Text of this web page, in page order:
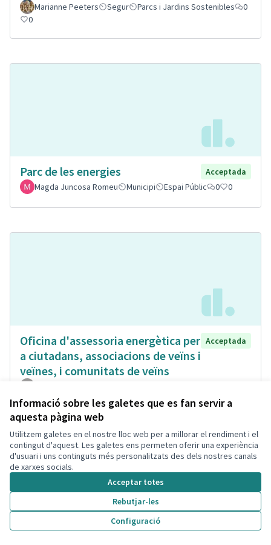
Informació sobre les galetes que es fan servir a
aquesta pàgina web
Utilitzem galetes en el nostre lloc web per a millorar el rendiment i el
contingut d'aquest. Les galetes ens permeten oferir una experiència
d'usuari i uns continguts més personalitzats des dels nostres canals
de xarxes socials.
Acceptar totes
Rebutjar-les
Configuració
Marianne Peeters
Segur Parcs i Jardins Sostenibles
0
0
Parc de les energies
Acceptada
Magda Juncosa Romeu
Municipi Espai Públic 0 0
Oficina d'assessoria energètica per
a ciutadans, associacions de veïns i
veïnes, i comunitats de veïns
Acceptada